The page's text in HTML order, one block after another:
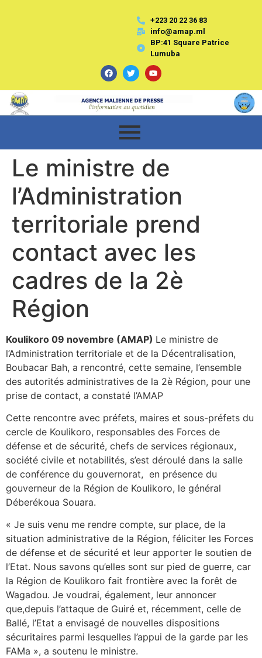
+223 20 22 36 83
info@amap.ml
BP:41 Square Patrice
Lumuba
Le ministre de
l’Administration
territoriale prend
contact avec les
cadres de la 2è
Région
Koulikoro 09 novembre (AMAP) Le ministre de
l’Administration territoriale et de la Décentralisation,
Boubacar Bah, a rencontré, cette semaine, l’ensemble
des autorités administratives de la 2è Région, pour une
prise de contact, a constaté l’AMAP
Cette rencontre avec préfets, maires et sous-préfets du
cercle de Koulikoro, responsables des Forces de
défense et de sécurité, chefs de services régionaux,
société civile et notabilités, s’est déroulé dans la salle
de conférence du gouvernorat, en présence du
gouverneur de la Région de Koulikoro, le général
Déberékoua Souara.
« Je suis venu me rendre compte, sur place, de la
situation administrative de la Région, féliciter les Forces
de défense et de sécurité et leur apporter le soutien de
l’Etat. Nous savons qu’elles sont sur pied de guerre, car
la Région de Koulikoro fait frontière avec la forêt de
Wagadou. Je voudrai, également, leur annoncer
que,depuis l’attaque de Guiré et, récemment, celle de
Ballé, l’Etat a envisagé de nouvelles dispositions
sécuritaires parmi lesquelles l’appui de la garde par les
FAMa », a soutenu le ministre.